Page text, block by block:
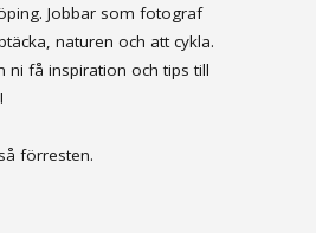
Jobbar som fotograf
naturen och att cykla.
ni få inspiration och tips till
förresten.